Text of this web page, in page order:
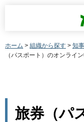
ホーム > 組織から探す > 知
（パスポート）のオンライ
旅券（パ